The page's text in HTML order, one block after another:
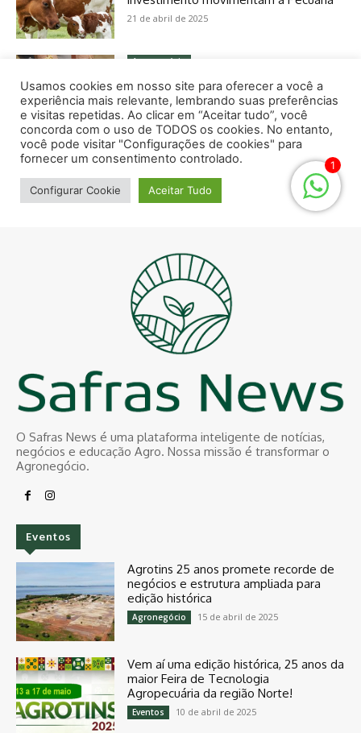
O Safras News é uma plataforma inteligente de notícias,
negócios e educação Agro. Nossa missão é transformar o
Agronegócio.
Eventos
Agrotins 25 anos promete recorde de
negócios e estrutura ampliada para
edição histórica
Agronegócio 15 de abril de 2025
Vem aí uma edição histórica, 25 anos da
maior Feira de Tecnologia
Agropecuária da região Norte!
Eventos 10 de abril de 2025